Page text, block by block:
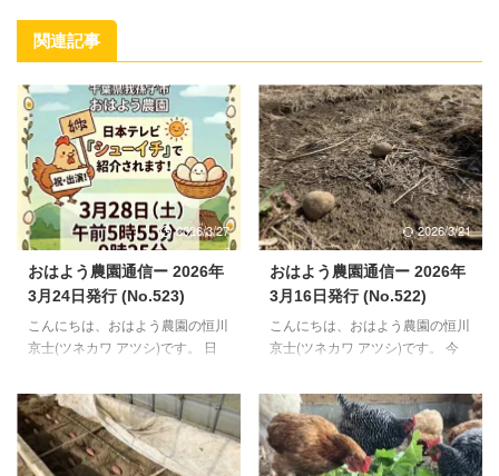
関連記事
2026/3/27
おはよう農園通信ー 2026年
3月24日発行 (No.523)
こんにちは、おはよう農園の恒川
京士(ツネカワ アツシ)です。 日
入りも遅くなりつつある今日この
頃。朝起きるのが楽になり、夕方
も冷たい風を受けることが少なく
なりました。 28日（土）日本テ
2026/3/21
おはよう農園通信ー 2026年
3月16日発行 (No.522)
こんにちは、おはよう農園の恒川
京士(ツネカワ アツシ)です。 今
から5月いっぱいぐらいまでは、
野菜の作業がメインになる当園で
す。 合間に、来月やってくる初
生雛のお世話、放し飼いスペース